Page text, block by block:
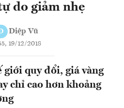
do giảm nhẹ
Diệp Vũ
19/12/2018
giới quy đổi, giá vàng
chỉ cao hơn khoảng